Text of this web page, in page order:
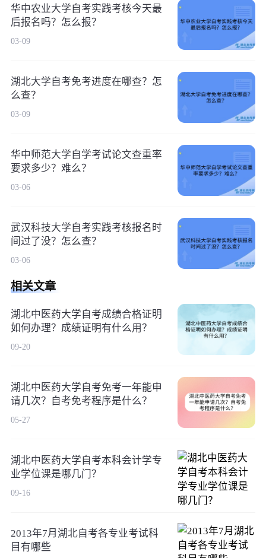
华中农业大学自考实践考核今天最
后报名吗？怎么报？
03-09
湖北大学自考免考进度在哪查？怎
么查？
03-09
华中师范大学自学考试论文查重率
要求多少？难么？
03-06
武汉科技大学自考实践考核报名时
间过了没？怎么查？
03-06
相关文章
湖北中医药大学自考成绩合格证明
如何办理？成绩证明有什么用？
09-20
湖北中医药大学自考免考一年能申
请几次？自考免考程序是什么？
05-27
湖北中医药大学自考本科会计学专
业学位课是哪几门？
09-16
2013年7月湖北自考各专业考试科
目有哪些